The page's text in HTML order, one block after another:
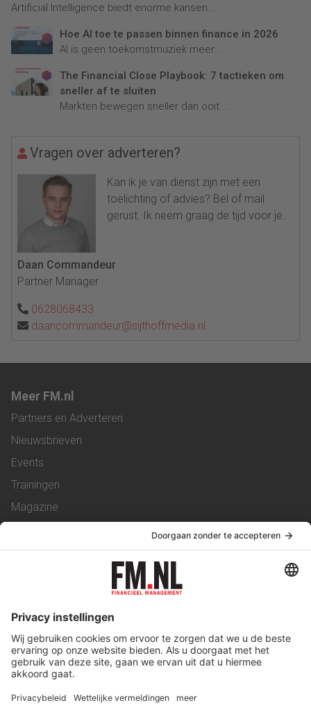
Artificial Intelligence biedt enorme kansen...
Hoe AI toe te passen binnen finance in 2026
AI is geen toekomstmuziek meer...
The Financial Close Playbook: 7 tactieken om
sneller af te sluiten
Markten bewegen sneller dan ooit....
Vragen over adverteren?
Kan ik je van dienst zijn met een
toelichting of advies? Bel of mail
gerust. Ik neem graag de tijd voor je.
Daan Commandeur
Partner Manager
0628068433
daancommandeur@sijthoffmedia.nl
Meer FM.nl
Partners en Adverteren
Nieuwsbrieven
Events
Trainingen
Magazine
Service & Contact
Werken bij ons
Privacy Statement
Algemene Voorwaarden